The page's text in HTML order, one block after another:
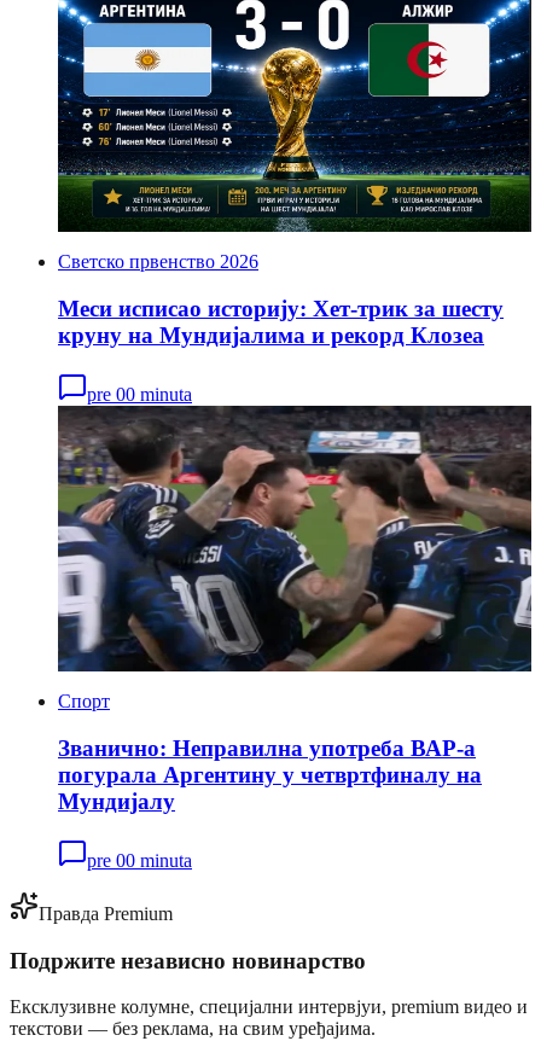
Светско првенство 2026
Меси исписао историју: Хет-трик за шесту
круну на Мундијалима и рекорд Клозеа
pre 00 minuta
Спорт
Званично: Неправилна употреба ВАР-а
погурала Аргентину у четвртфиналу на
Мундијалу
pre 00 minuta
Правда Premium
Подржите независно новинарство
Ексклузивне колумне, специјални интервјуи, premium видео и
текстови — без реклама, на свим уређајима.